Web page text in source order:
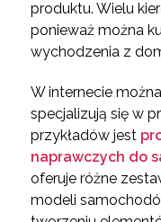
produktu. Wielu
ponieważ można
wychodzenia z
W internecie
specjalizują się w
przykładów jest
naprawczych do
oferuje różne
modeli